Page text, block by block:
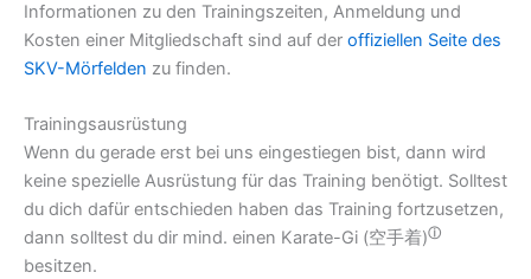
Informationen zu den Trainingszeiten, Anmeldung und
Kosten einer Mitgliedschaft sind auf der offiziellen Seite des
SKV-Mörfelden zu finden.
Trainingsausrüstung
Wenn du gerade erst bei uns eingestiegen bist, dann wird
keine spezielle Ausrüstung für das Training benötigt. Solltest
du dich dafür entschieden haben das Training fortzusetzen,
dann solltest du dir mind. einen Karate-Gi (空手着)ⓘ
besitzen.